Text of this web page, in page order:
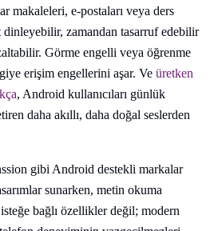
makaleleri, e-postaları veya ders
zamandan tasarruf edebilir
Görme engelli veya öğrenme
erişim engellerini aşar. Ve üretken
, Android kullanıcıları günlük
daha akıllı, daha doğal seslerden
gibi Android destekli markalar
sunarken, metin okuma
bağlı özellikler değil; modern